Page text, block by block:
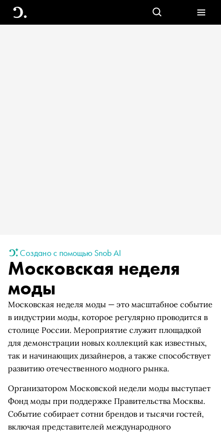
Создано с помощью Snob AI
Московская неделя
моды
Московская неделя моды — это масштабное событие
в индустрии моды, которое регулярно проводится в
столице России. Мероприятие служит площадкой
для демонстрации новых коллекций как известных,
так и начинающих дизайнеров, а также способствует
развитию отечественного модного рынка.
Организатором Московской недели моды выступает
Фонд моды при поддержке Правительства Москвы.
Событие собирает сотни брендов и тысячи гостей,
включая представителей международного